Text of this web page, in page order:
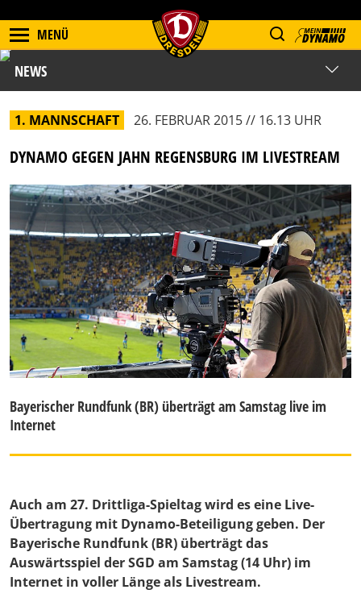
MENÜ
NEWS
1. MANNSCHAFT 26. FEBRUAR 2015 // 16.13 UHR
DYNAMO GEGEN JAHN REGENSBURG IM LIVESTREAM
Bayerischer Rundfunk (BR) überträgt am Samstag live im
Internet
Auch am 27. Drittliga-Spieltag wird es eine Live-
Übertragung mit Dynamo-Beteiligung geben. Der
Bayerische Rundfunk (BR) überträgt das
Auswärtsspiel der SGD am Samstag (14 Uhr) im
Internet in voller Länge als Livestream.